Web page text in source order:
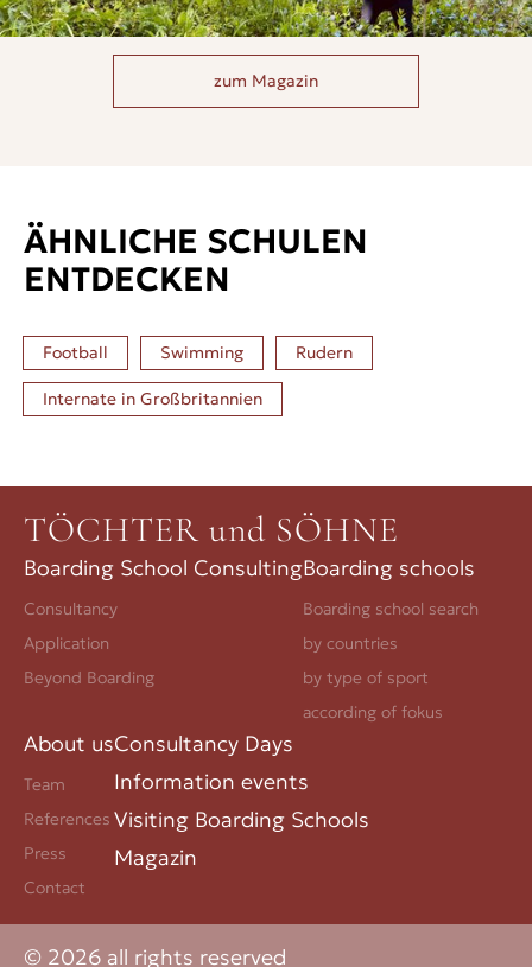
zum Magazin
ÄHNLICHE SCHULEN
ENTDECKEN
Football Swimming Rudern
Internate in Großbritannien
TÖCHTER und SÖHNE
Boarding School Consulting
Consultancy
Application
Beyond Boarding
Boarding schools
Boarding school search
by countries
by type of sport
according of fokus
About us
Team
References
Press
Contact
Consultancy Days
Information events
Visiting Boarding Schools
Magazin
© 2026 all rights reserved